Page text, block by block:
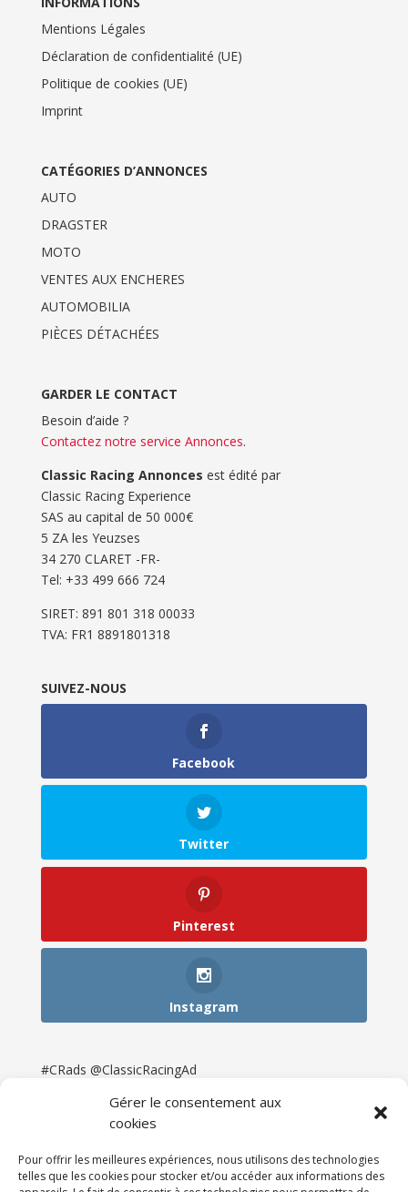
Gérer le consentement aux
cookies
Pour offrir les meilleures expériences, nous utilisons des technologies
telles que les cookies pour stocker et/ou accéder aux informations des
Mentions Légales
Déclaration de confidentialité (UE)
Politique de cookies (UE)
Imprint
CATÉGORIES D’ANNONCES
AUTO
DRAGSTER
MOTO
VENTES AUX ENCHERES
AUTOMOBILIA
PIÈCES DÉTACHÉES
GARDER LE CONTACT
Besoin d’aide ?
Contactez notre service Annonces.
Classic Racing Annonces est édité par
Classic Racing Experience
SAS au capital de 50 000€
5 ZA les Yeuzses
34 270 CLARET -FR-
Tel: ‭+33 499 666 724‬
SIRET: 891 801 318 00033
TVA: FR1 8891801318
SUIVEZ-NOUS
Facebook
Twitter
Pinterest
Instagram
#CRads @ClassicRacingAd